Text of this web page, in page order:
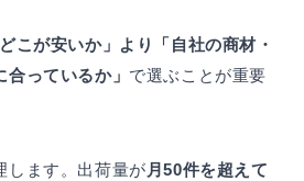
どこが安いか」より「自社の商材・
っているか」 で選ぶことが重要
します。出荷量が月50件を超えて